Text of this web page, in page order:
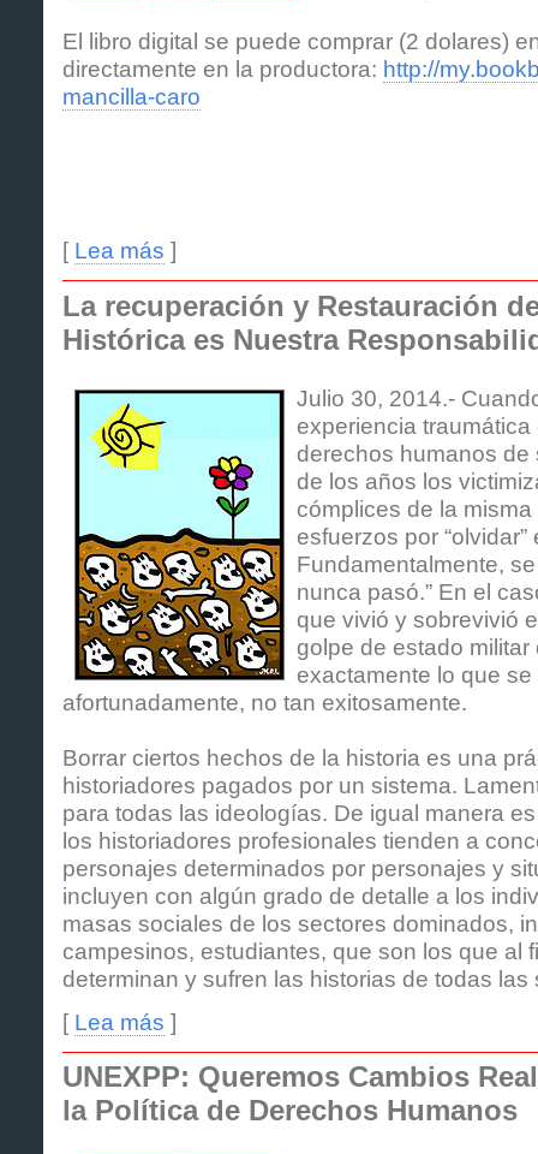
El libro digital se puede comprar (2 dolares)
directamente en la productora: http://
mancilla-caro
[ Lea más ]
La recuperación y Restauración
Histórica es Nuestra
Julio 30, 2014.-
experiencia
derechos humanos de
de los años los
cómplices de la
esfuerzos por
Fundamentalmente,
nunca pasó.” En el
que vivió y sobrevivió
golpe de estado
exactamente lo que
afortunadamente, no tan exitosamente.
Borrar ciertos hechos de la historia es una
historiadores pagados por un sistema.
para todas las ideologías. De igual manera
los historiadores profesionales tienden a
personajes determinados por personajes y
incluyen con algún grado de detalle a los
masas sociales de los sectores dominados,
campesinos, estudiantes, que son los que al
determinan y sufren las historias de todas
[ Lea más ]
UNEXPP: Queremos Cambios
la Política de Derechos Humanos